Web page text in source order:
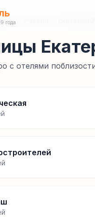
года
с отелями